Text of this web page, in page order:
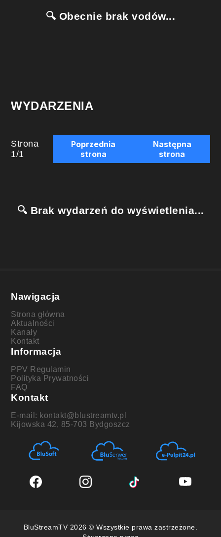
🔍 Obecnie brak vodów...
WYDARZENIA
Strona
1/1
Poprzednia
strona
Następna
strona
🔍 Brak wydarzeń do wyświetlenia...
Nawigacja
Strona główna
Aktualności
Kanały
Kontakt
Informacja
PPV Regulamin
Polityka Prywatności
FAQ
Kontakt
E-mail: kontakt@blustreamtv.pl
Kijowska 42, 85-703 Bydgoszcz
BluStreamTV 2026 © Wszystkie prawa zastrzeżone.